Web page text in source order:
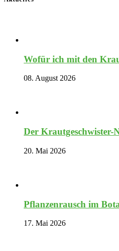
Wofür ich mit den
08. August 2026
Der Krautgeschwister-
20. Mai 2026
Pflanzenrausch im
17. Mai 2026